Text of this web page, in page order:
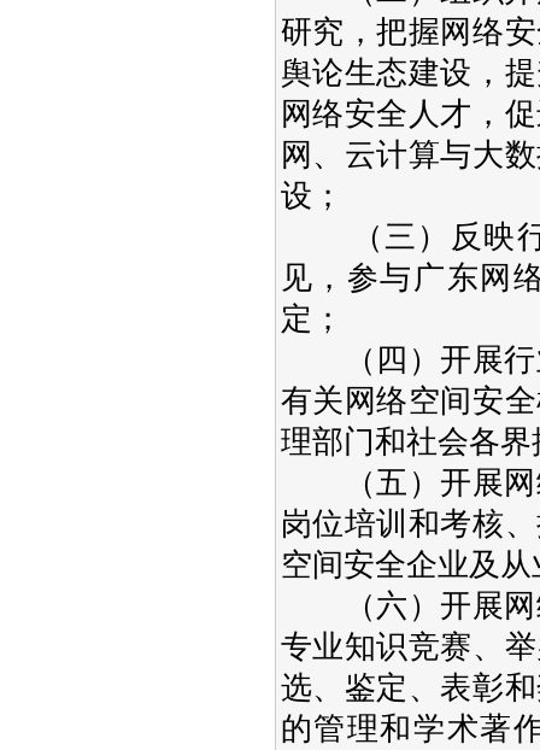
研究，把握网络
舆论生态建设，
网络安全人才，
网、云计算与大
设；
（三）反映行
见，参与广东网
定；
（四）开展行
有关网络空间安
理部门和社会各
（五）开展网
岗位培训和考核
空间安全企业及
（六）开展网
专业知识竞赛、
选、鉴定、表彰
的管理和学术著